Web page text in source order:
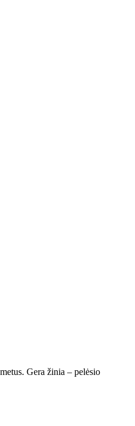
Gera žinia – pelėsio